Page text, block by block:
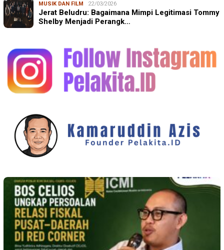
MUSIK DAN FILM 22/03/2026
Jerat Beludru: Bagaimana Mimpi Legitimasi Tommy
Shelby Menjadi Perangk…